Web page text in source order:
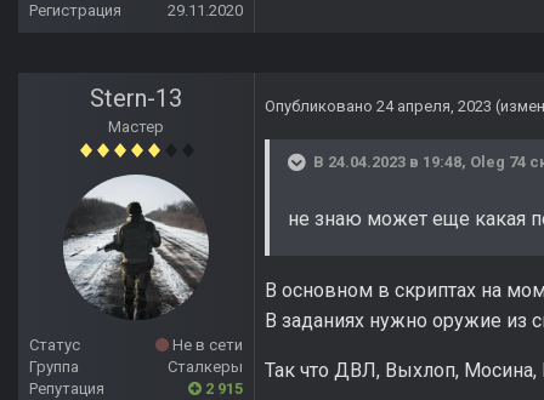
Регистрация
29.11.2020
Stern-13
Мастер
Статус
Не в сети
Группа
Сталкеры
Репутация
2 915
Опубликовано 24 апреля, 2023
В 24.04.2023 в 19:48, Oleg 74
не знаю может еще какая
В основном в скриптах на
В заданиях нужно оружие из
Так что ДВЛ, Выхлоп, Мосина,